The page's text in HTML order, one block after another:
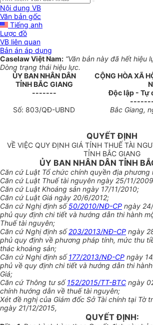
Nội dung VB
Văn bản gốc
Tiếng anh
Lược đồ
VB liên quan
Bản án áp dụng
Caselaw Việt Nam: “Văn bản này đã hết hiệu
Dòng trạng thái hiệu lực.
ỦY BAN NHÂN DÂN
TỈNHBẮC GIANG
-------
CỘNG HÒA XÃ
Độc lập - Tự
Số: 803/QĐ-UBND Bắc Giang,
QUYẾT ĐỊNH
VỀ VIỆC QUY ĐỊNH GIÁ TÍNH THUẾ TÀI
TỈNH BẮC GIANG
ỦY BAN NHÂN DÂN TỈNH BẮ
Căn cứ Luật Tổ chức chính quyền địa
Căn cứ Luật Thuế tài nguyên ngày 25/11/
Căn cứ Luật Khoáng sản ngày 17/11/2010;
Căn cứ Luật Giá ngày 20/6/2012;
Căn cứ Nghị định số50/2010/NĐ-CP ngày
phủ quy định chi tiết và hướng dẫn thi hành
Thuế tài nguyên;
Căn cứ Nghị định số203/2013/NĐ-CP ngày
phủ quy định về phương pháp tính, mức thu
thác khoáng sản;
Căn cứ Nghị định số177/2013/NĐ-CP ngày
phủ về quy định chi tiết và hướng dẫn thi
Giá;
Căn cứ Thông tư số152/2015/TT-BTC ngày
chính hướng dẫn về thuế tài nguyên;
Xét đề nghị của Giám đốc Sở Tài chính tại Tờ
ngày 21/12/2015,
QUYẾT ĐỊNH: